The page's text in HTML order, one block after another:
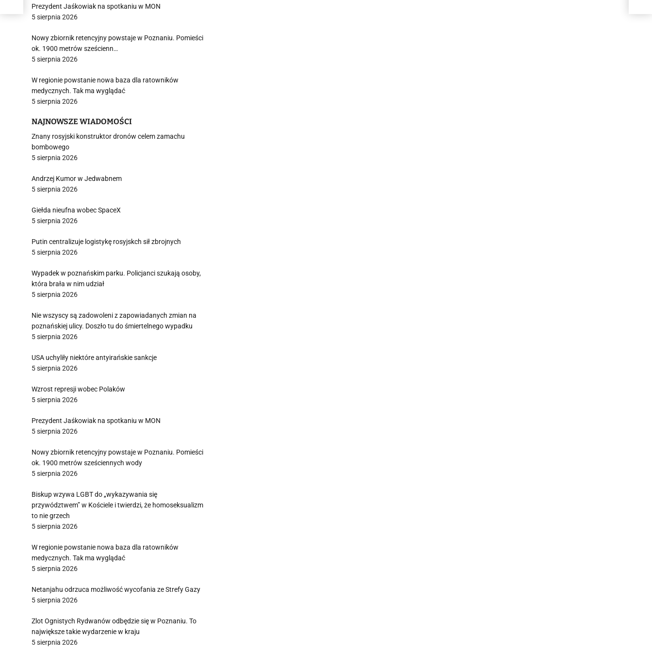
Prezydent Jaśkowiak na spotkaniu w MON
5 sierpnia 2026
Nowy zbiornik retencyjny powstaje w Poznaniu. Pomieści
ok. 1900 metrów sześcienn…
5 sierpnia 2026
W regionie powstanie nowa baza dla ratowników
medycznych. Tak ma wyglądać
5 sierpnia 2026
NAJNOWSZE WIADOMOŚCI
Znany rosyjski konstruktor dronów celem zamachu
bombowego
5 sierpnia 2026
Andrzej Kumor w Jedwabnem
5 sierpnia 2026
Giełda nieufna wobec SpaceX
5 sierpnia 2026
Putin centralizuje logistykę rosyjskch sił zbrojnych
5 sierpnia 2026
Wypadek w poznańskim parku. Policjanci szukają osoby,
która brała w nim udział
5 sierpnia 2026
Nie wszyscy są zadowoleni z zapowiadanych zmian na
poznańskiej ulicy. Doszło tu do śmiertelnego wypadku
5 sierpnia 2026
USA uchyliły niektóre antyirańskie sankcje
5 sierpnia 2026
Wzrost represji wobec Polaków
5 sierpnia 2026
Prezydent Jaśkowiak na spotkaniu w MON
5 sierpnia 2026
Nowy zbiornik retencyjny powstaje w Poznaniu. Pomieści
ok. 1900 metrów sześciennych wody
5 sierpnia 2026
Biskup wzywa LGBT do „wykazywania się
przywództwem” w Kościele i twierdzi, że homoseksualizm
to nie grzech
5 sierpnia 2026
W regionie powstanie nowa baza dla ratowników
medycznych. Tak ma wyglądać
5 sierpnia 2026
Netanjahu odrzuca możliwość wycofania ze Strefy Gazy
5 sierpnia 2026
Zlot Ognistych Rydwanów odbędzie się w Poznaniu. To
największe takie wydarzenie w kraju
5 sierpnia 2026